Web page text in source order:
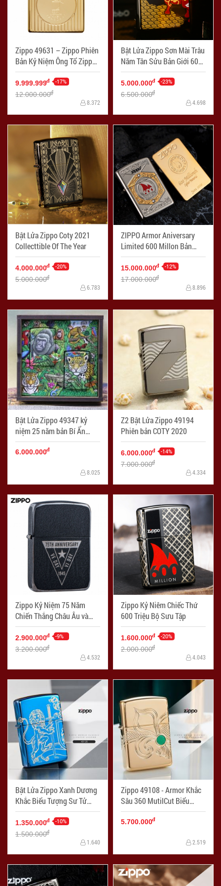
Zippo 49631 – Zippo Phiên
Bản Kỷ Niệm Ông Tổ Zippo
Mạ Vàng 18K
9.999.999đ -17%
12.000.000đ
8.372
Bật Lửa Zippo Sơn Mài Trâu
Năm Tân Sửu Bản Giới 600
Bộ Trên Toàn Thế GIới
5.000.000đ -23%
6.500.000đ
4.698
Bật Lửa Zippo Coty 2021
Collecttible Of The Year
4.000.000đ -20%
5.000.000đ
6.783
ZIPPO Armor Aniversary
Limited 600 Millon Bản
Châu Á
15.000.000đ -12%
17.000.000đ
8.896
Bật Lửa Zippo 49347 kỷ
niệm 25 năm bản Bí Ẩn
Rừng Xanh 1995 ra đời
6.000.000đ
8.025
Z2 Bật Lửa Zippo 49194
Phiên bản COTY 2020
6.000.000đ -14%
7.000.000đ
4.334
Zippo Kỷ Niệm 75 Năm
Chiến Thắng Châu Âu và
Nhật Bản
2.900.000đ -9%
3.200.000đ
4.532
Zippo Kỷ Niêm Chiếc Thứ
600 Triệu Bộ Sưu Tập
1.600.000đ -20%
2.000.000đ
4.043
Bật Lửa Zippo Xanh Dương
Khắc Biểu Tượng Sư Tử
Trung Cổ
1.350.000đ -10%
1.500.000đ
1.640
Zippo 49108 - Armor Khắc
Sâu 360 MutilCut Biểu
tượng Fleu-De-Lis
5.700.000đ
2.519